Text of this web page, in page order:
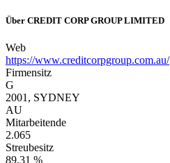
Über CREDIT CORP GROUP LIMITED
Web
https://www.creditcorpgroup.com.au/
Firmensitz
G
2001, SYDNEY
AU
Mitarbeitende
2.065
Streubesitz
89,31 %